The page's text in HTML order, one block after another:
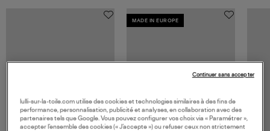
MADE IN EUROPE
lulli-sur-la-toile.com utilise des cookies et technologies similaires à des fins de
performance, personnalisation, publicité et analyses, en collaboration avec des
partenaires tels que Google. Vous pouvez configurer vos choix via « Paramétrer »,
accepter l’ensemble des cookies (« J’accepte ») ou refuser ceux non strictement
Continuer sans accepter